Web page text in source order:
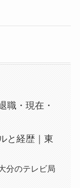
職・現在・
と経歴｜東
分のテレビ局